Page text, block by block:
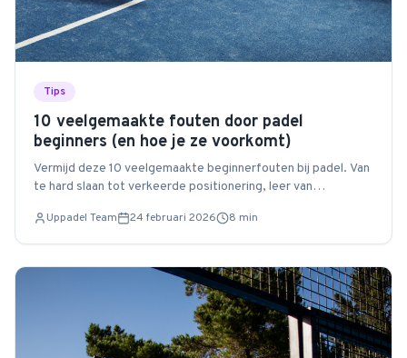
Tips
10 veelgemaakte fouten door padel
beginners (en hoe je ze voorkomt)
Vermijd deze 10 veelgemaakte beginnerfouten bij padel. Van
te hard slaan tot verkeerde positionering, leer van
Uppadel Team 24 februari 2026 8 min